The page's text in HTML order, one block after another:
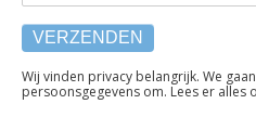
TEKST
ONDER
Wij vinden privacy belangrijk. We
persoonsgegevens om. Lees er alles